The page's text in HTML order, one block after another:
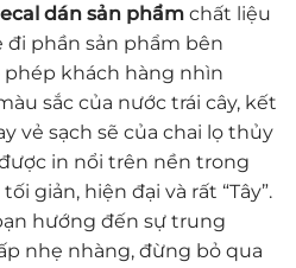
dán sản phẩm chất liệu
đi phần sản phẩm bên
khách hàng nhìn
sắc của nước trái cây, kết
vẻ sạch sẽ của chai lọ thủy
in nổi trên nền trong
giản, hiện đại và rất “Tây”.
hướng đến sự trung
nhẹ nhàng, đừng bỏ qua